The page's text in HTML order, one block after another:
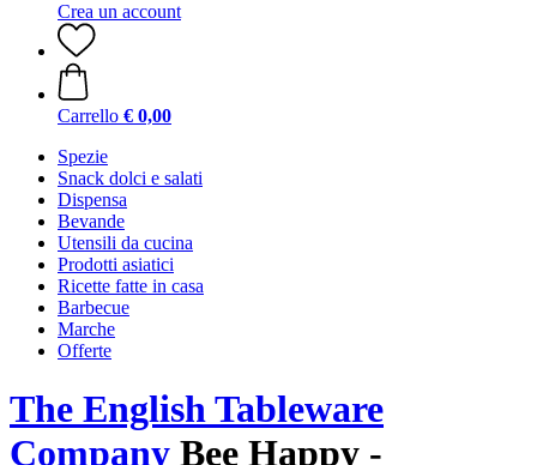
Crea un account
Carrello € 0,00
Spezie
Snack dolci e salati
Dispensa
Bevande
Utensili da cucina
Prodotti asiatici
Ricette fatte in casa
Barbecue
Marche
Offerte
The English Tableware
Company Bee Happy -